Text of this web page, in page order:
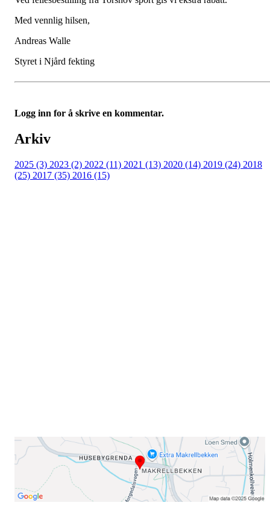
Med vennlig hilsen,
Andreas Walle
Styret i Njård fekting
Logg inn for å skrive en kommentar.
Arkiv
2025 (3) 2023 (2) 2022 (11) 2021 (13) 2020 (14) 2019 (24) 2018
(25) 2017 (35) 2016 (15)